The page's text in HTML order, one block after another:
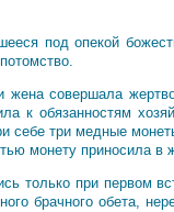
под опекой
жена совершала
к обязанностям
себе три медные
монету приносила в
только при первом
брачного обета,